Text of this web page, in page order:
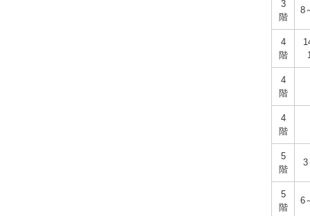
3
階
8
4
階
4
階
4
階
5
階
3
5
階
6